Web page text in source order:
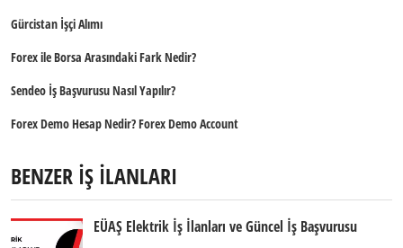
Gürcistan İşçi Alımı
Forex ile Borsa Arasındaki Fark Nedir?
Sendeo İş Başvurusu Nasıl Yapılır?
Forex Demo Hesap Nedir? Forex Demo Account
BENZER İŞ İLANLARI
EÜAŞ Elektrik İş İlanları ve Güncel İş Başvurusu